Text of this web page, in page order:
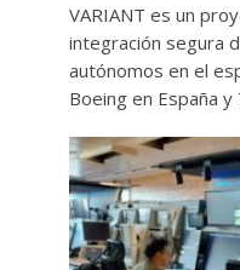
VARIANT es un
integración segura
autónomos en el
Boeing en España y